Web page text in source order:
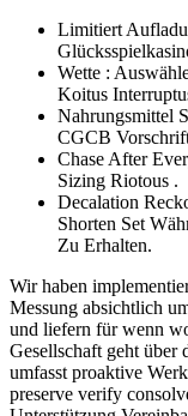
Limitiert
Wette :
Koitus
Nahrungsmittel
CGCB
Chase After
Sizing Riotous .
Decalation
Shorten Set
Zu Erhalten.
Wir haben
Messung absichtlich
und liefern für wenn
Gesellschaft geht über
umfasst proaktive
preserve verify